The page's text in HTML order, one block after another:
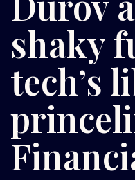
shaky
tech’s